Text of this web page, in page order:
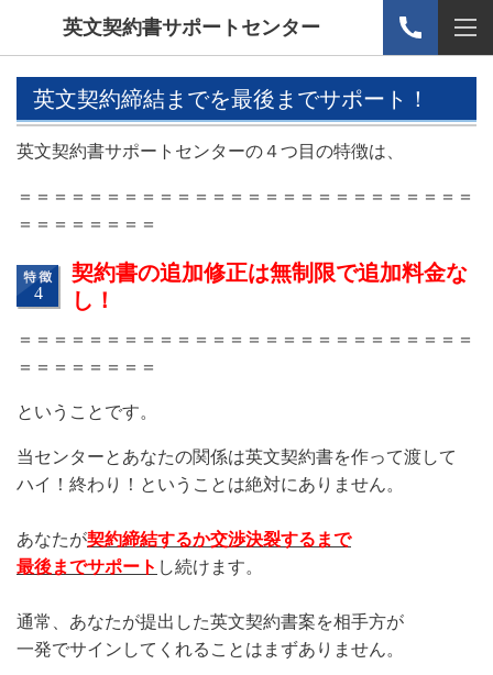
英文契約書サポートセンター
英文契約締結までを最後までサポート！
英文契約書サポートセンターの４つ目の特徴は、
＝＝＝＝＝＝＝＝＝＝＝＝＝＝＝＝＝＝＝＝＝＝＝＝＝＝
＝＝＝＝＝＝＝＝
契約書の追加修正は無制限で追加料金な
し！
＝＝＝＝＝＝＝＝＝＝＝＝＝＝＝＝＝＝＝＝＝＝＝＝＝＝
＝＝＝＝＝＝＝＝
ということです。
当センターとあなたの関係は英文契約書を作って渡して
ハイ！終わり！ということは絶対にありません。
あなたが契約締結するか交渉決裂するまで
最後までサポート し続けます。
通常、あなたが提出した英文契約書案を相手方が
一発でサインしてくれることはまずありません。